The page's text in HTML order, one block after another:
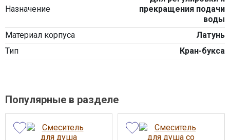
Назначение
прекращения подачи
воды
Материал корпуса
Латунь
Тип
Кран-букса
Популярные в разделе